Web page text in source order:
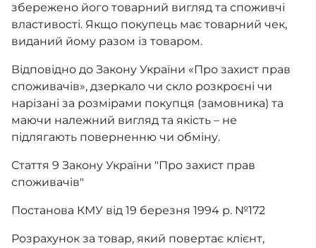
збережено його товарний вигляд та споживчі
властивості. Якщо покупець має товарний чек,
виданий йому разом із товаром.
Відповідно до Закону України «Про захист прав
споживачів», дзеркало чи скло розкроєні чи
нарізані за розмірами покупця (замовника) та
маючи належний вигляд та якість – не
підлягають поверненню чи обміну.
Стаття 9 Закону України "Про захист прав
споживачів"
Постанова КМУ від 19 березня 1994 р. №172
Розрахунок за товар, який повертає клієнт,